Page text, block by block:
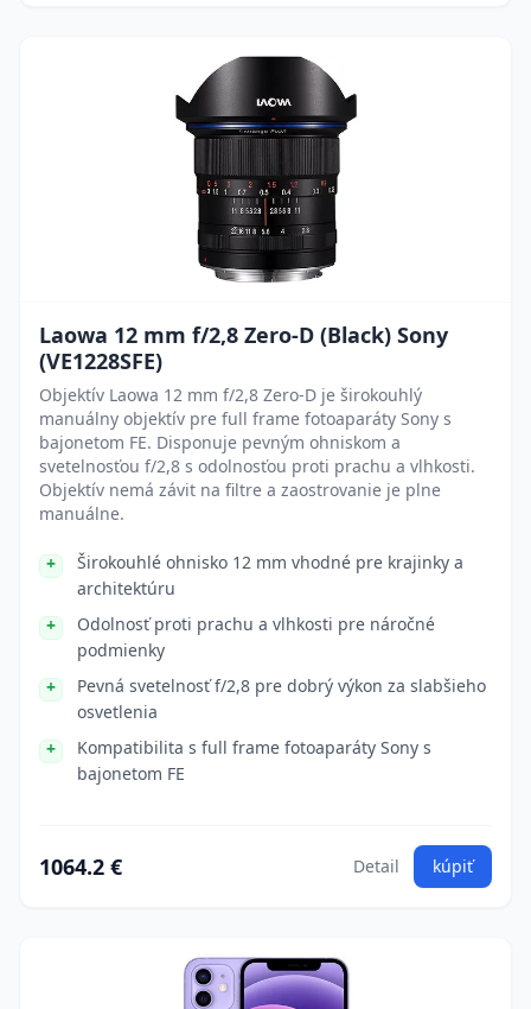
Laowa 12 mm f/2,8 Zero-D (Black) Sony
(VE1228SFE)
Objektív Laowa 12 mm f/2,8 Zero-D je širokouhlý
manuálny objektív pre full frame fotoaparáty Sony s
bajonetom FE. Disponuje pevným ohniskom a
svetelnosťou f/2,8 s odolnosťou proti prachu a vlhkosti.
Objektív nemá závit na filtre a zaostrovanie je plne
manuálne.
Širokouhlé ohnisko 12 mm vhodné pre krajinky a
architektúru
Odolnosť proti prachu a vlhkosti pre náročné
podmienky
Pevná svetelnosť f/2,8 pre dobrý výkon za slabšieho
osvetlenia
Kompatibilita s full frame fotoaparáty Sony s
bajonetom FE
1064.2 € Detail kúpiť